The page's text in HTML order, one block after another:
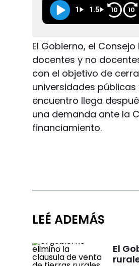
1 1.5 10 10
El Gobierno, el
docentes y no
con el objetivo de
universidades
encuentro llega
una demanda ante la
financiamiento.
LEÉ ADEMÁS
El